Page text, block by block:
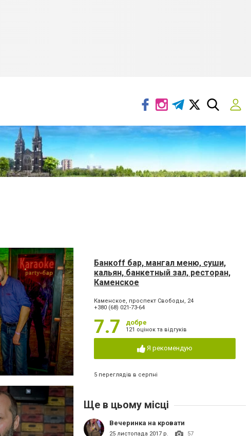
Банкoff бар, мангал меню, суши,
кальян, банкетный зал, ресторан,
Каменское
Каменское, проспект Свободы, 24
+380 (68) 021-73-64
7.7 добре
121 оцінок та відгуків
Я рекомендую
5 переглядів в серпні
Ще в цьому місці
Вечеринка на кровати
25 листопада 2017 р. 57